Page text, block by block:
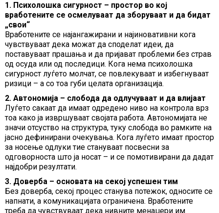
1. Психолошка сигурност – простор во кој
вработените се осмелуваат да зборуваат и да бидат
„свои“
Вработените се најангажирани и најиновативни кога
чувствуваат дека можат да споделат идеи, да
поставуваат прашања и да пријават проблеми без страв
од осуда или од последици. Кога нема психолошка
сигурност луѓето молчат, се повлекуваат и избегнуваат
ризици – а со тоа губи целата организација.
2. Автономија – слобода да одлучуваат и да влијаат
Луѓето сакаат да имаат одредено ниво на контрола врз
тоа како ја извршуваат својата работа. Автономијата не
значи отсуство на структура, туку слобода во рамките на
јасно дефинирани очекувања. Кога луѓето имаат простор
за носење одлуки тие стануваат посвесни за
одговорноста што ја носат – и се помотивирани да дадат
најдобри резултати.
3. Доверба – основата на секој успешен тим
Без доверба, секој процес станува потежок, односите се
напнати, а комуникацијата ограничена. Вработените
треба да чувствуваат дека нивните менаџери им